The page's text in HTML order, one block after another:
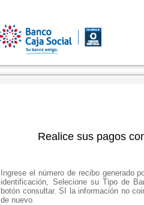
Realice sus pagos
Ingrese el número de recibo generado
identificación, Selecione su Tipo de
botón consultar. SI la información no
de nuevo.